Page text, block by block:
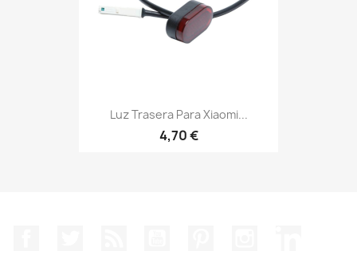
Luz Trasera Para Xiaomi...
4,70 €